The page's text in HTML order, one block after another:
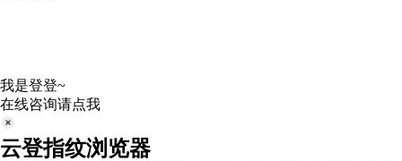
我是登登~
在线咨询请点我
云登指纹浏览器